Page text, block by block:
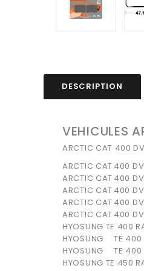
DESCRIPTION
VEHICULES
ARCTIC CAT 400
ARCTIC CAT 400
ARCTIC CAT 400
ARCTIC CAT 400
ARCTIC CAT 400
ARCTIC CAT 400
HYOSUNG TE 400
HYOSUNG
TE 400
HYOSUNG
TE 400
HYOSUNG TE 450